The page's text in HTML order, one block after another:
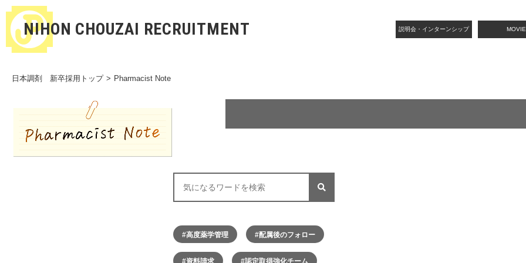
NIHON CHOUZAI RECRUITMENT 説明会・インターンシップ MOVIE
日本調剤 新卒採用トップ Pharmacist Note
#高度薬学管理 #配属後のフォロー
#資料請求 #認定取得強化チーム